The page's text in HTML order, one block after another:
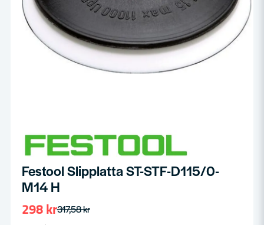
Festool Slipplatta ST-STF-D115/0-
M14 H
317,58 kr
298 kr